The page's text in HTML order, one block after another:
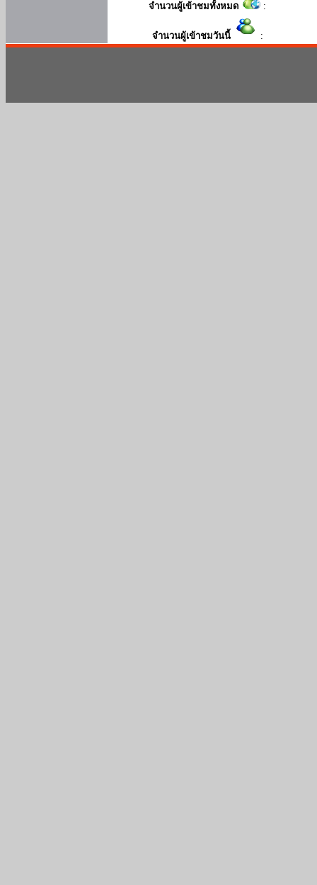
จำนวนผู้เข้าชมทั้งหมด :
จำนวนผู้เข้าชมวันนี้ :